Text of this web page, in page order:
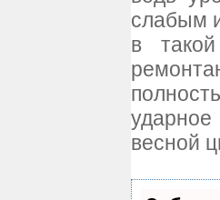
слабым
в
весной